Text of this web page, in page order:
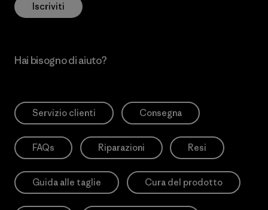
Iscriviti
Hai bisogno di aiuto?
Servizio clienti Consegna
FAQs Riparazioni Resi
Guida alle taglie Cura del prodotto